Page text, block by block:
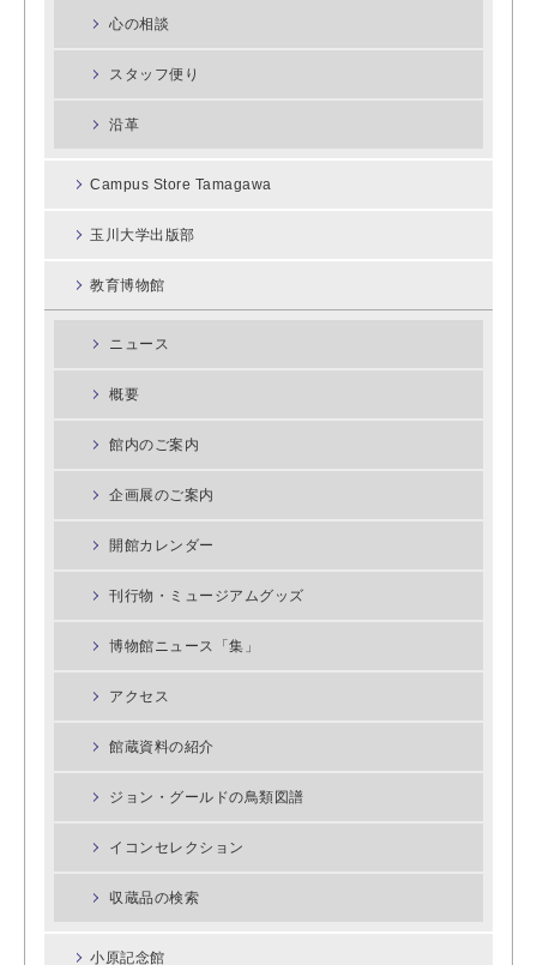
心の相談
スタッフ便り
沿革
Campus Store Tamagawa
玉川大学出版部
教育博物館
ニュース
概要
館内のご案内
企画展のご案内
開館カレンダー
刊行物・ミュージアムグッズ
博物館ニュース「集」
アクセス
館蔵資料の紹介
ジョン・グールドの鳥類図譜
イコンセレクション
収蔵品の検索
小原記念館